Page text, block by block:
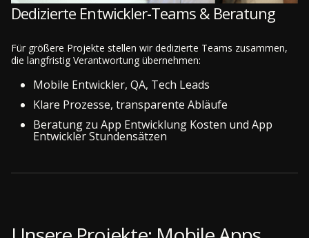
Dedizierte Entwickler-Teams & Beratung
Für größere Projekte stellen wir dedizierte Teams zusammen,
die langfristig Verantwortung übernehmen:
Mobile Entwickler, QA, Tech Leads
Klare Prozesse, transparente Abläufe
Beratung zu App Entwicklung Kosten und App
Entwickler Stundensätzen